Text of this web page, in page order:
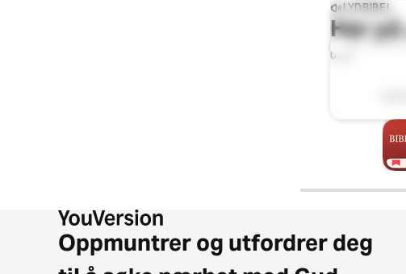
LYDBIBEL
Hør på
0:00
Oppmuntrer og utfordrer deg